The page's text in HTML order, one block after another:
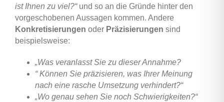
ist Ihnen zu viel?“und so an die Gründe hinter den
vorgeschobenen Aussagen kommen. Andere
Konkretisierungen oder Präzisierungen sind
beispielsweise:
„Was veranlasst Sie zu dieser Annahme?
“ Können Sie präzisieren, was Ihrer Meinung
nach eine rasche Umsetzung verhindert?“
„Wo genau sehen Sie noch Schwierigkeiten?“